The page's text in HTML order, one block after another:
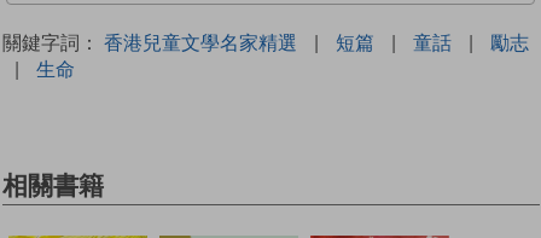
關鍵字詞： 香港兒童文學名家精選 | 短篇 | 童話 |
勵志
|
生命
相關書籍